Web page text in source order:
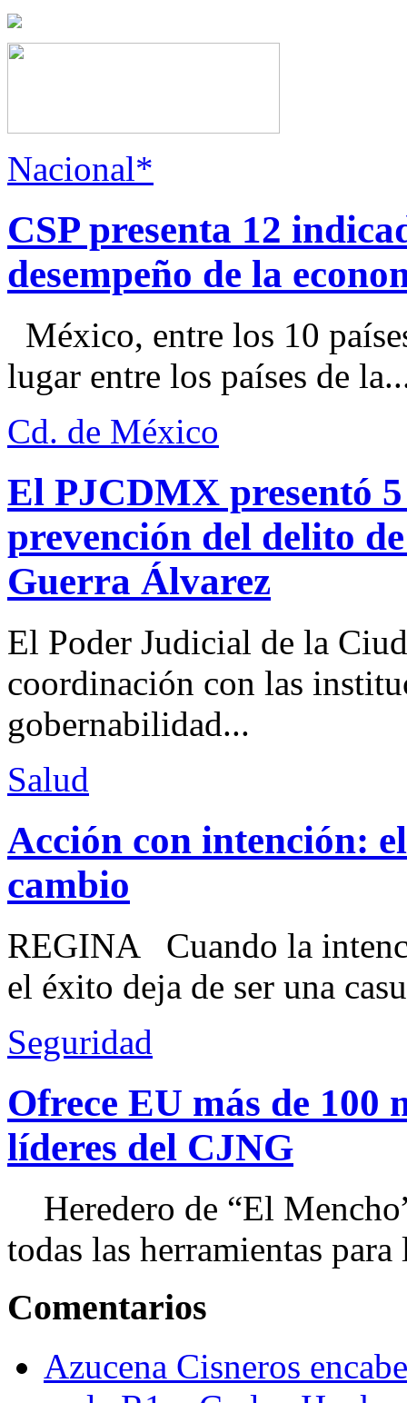
Nacional*
CSP presenta 12
desempeño de la
México, entre los 10
lugar entre los países de
Cd. de México
El PJCDMX presentó
prevención del delito
Guerra Álvarez
El Poder Judicial de la
coordinación con las
gobernabilidad...
Salud
Acción con intención:
cambio
REGINA Cuando la
el éxito deja de ser una
Seguridad
Ofrece EU más de 100
líderes del CJNG
Heredero de “El
todas las herramientas
Comentarios
Azucena Cisneros